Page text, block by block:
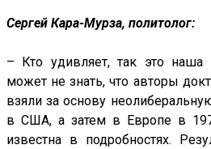
Сергей Кара-Мурза, политолог:
– Кто удивляет, так это наша
может не знать, что авторы
взяли за основу
в США, а затем в Европе в
известна в подробностях.